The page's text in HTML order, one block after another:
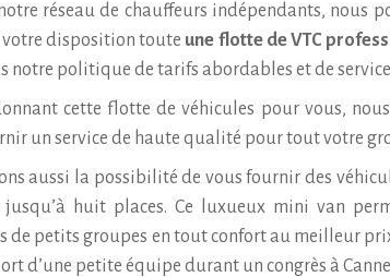
réseau de chauffeurs indépendants, nous
disposition toute une flotte de VTC
notre politique de tarifs abordables et de
cette flotte de véhicules pour vous,
un service de haute qualité pour tout votre
aussi la possibilité de vous fournir des
huit places. Ce luxueux mini van
de petits groupes en tout confort au meilleur
d’une petite équipe durant un congrès à